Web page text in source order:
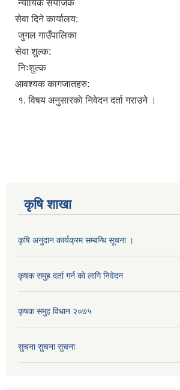
न्यायिक संयाेजक
सेवा दिने कार्यालय:
जुगल गाउँपालिका
सेवा शुल्क:
निःशुल्क
आवश्यक कागजातहरु:
१. विषय अनुसारकाे निवेदन दर्ता गराउने ।
कृषि शाखा
कृषि अनुदान कार्यक्रम सम्बन्धि सूचना ।
कृषक समुह दर्ता गर्न काे लागि निवेदन
कृषक समुह विधान २०७५
सुचना सुचना सुचना